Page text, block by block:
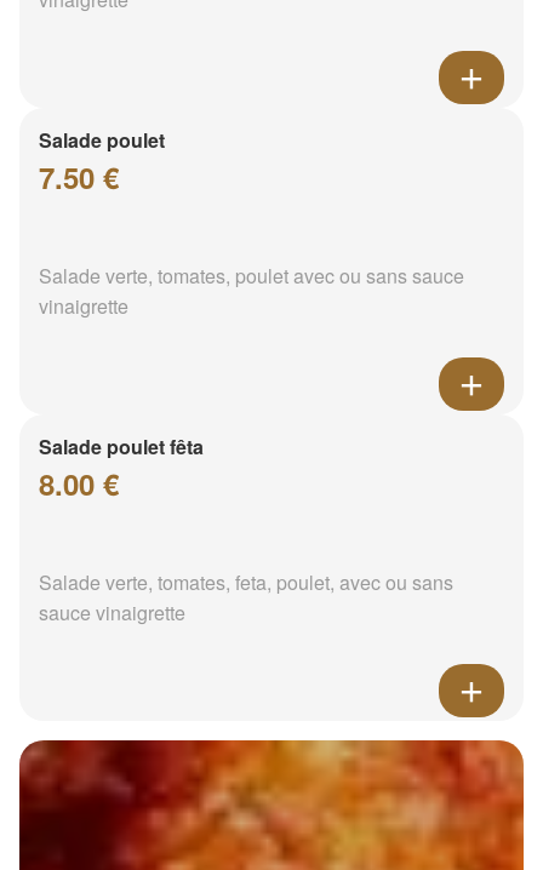
Salade poulet
7.50 €
Salade verte, tomates, poulet avec ou sans sauce
vinaigrette
Salade poulet fêta
8.00 €
Salade verte, tomates, feta, poulet, avec ou sans
sauce vinaigrette